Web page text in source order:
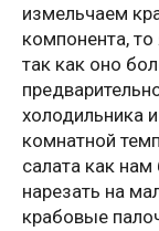
измельчаем
компонента,
так как оно
холодильника
комнатной
салата как нам
нарезать на
крабовые